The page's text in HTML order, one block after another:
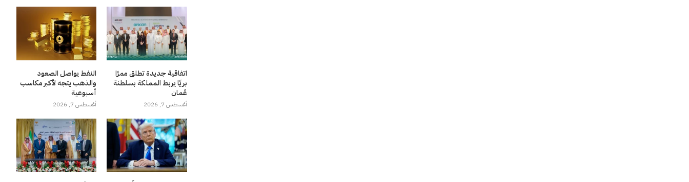
اتفاقية جديدة تطلق ممرًا
بريًا يربط المملكة بسلطنة
عُمان
أغسطس 7, 2026
النفط يواصل الصعود
والذهب يتجه لأكبر مكاسب
أسبوعية
أغسطس 7, 2026